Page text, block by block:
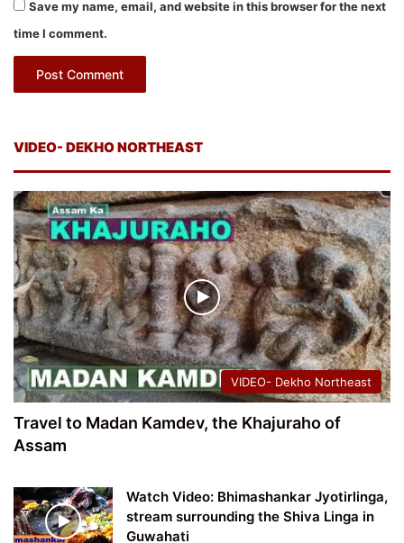
Save my name, email, and website in this browser for the next
time I comment.
VIDEO- DEKHO NORTHEAST
VIDEO- Dekho Northeast
Travel to Madan Kamdev, the Khajuraho of
Assam
Watch Video: Bhimashankar Jyotirlinga,
stream surrounding the Shiva Linga in
Guwahati